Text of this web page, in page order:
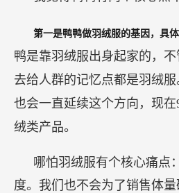
第一是鸭鸭做羽绒服的基因，具
鸭是靠羽绒服出身起家的，
去给人群的记忆点都是羽绒
也会一直延续这个方向，现在
绒类产品。
哪怕羽绒服有个核心痛点
度。我们也不会为了销售体